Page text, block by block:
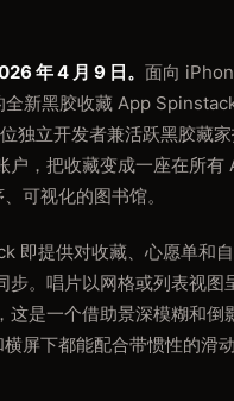
年 4 月 9 日。 面向
新黑胶收藏 App
独立开发者兼活跃黑胶藏
户，把收藏变成一座在所有
可视化的图书馆。
即提供对收藏、心愿单和
步。唱片以网格或列表视图
是一个借助景深模糊和倒
屏下都能配合带惯性的滑